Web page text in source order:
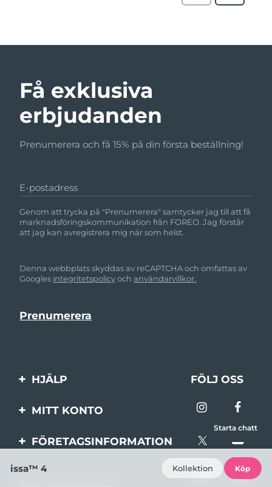
Få exklusiva
erbjudanden
Prenumerera och få 15% på din första beställning!
E-postadress
Genom att trycka på "Prenumerera" samtycker jag till att få
marknadsföringskommunikation från FOREO. Jag förstår
att jag kan avregistrera mig när som helst.
Denna webbplats skyddas av reCAPTCHA och omfattas av
Googles integritetspolicyochanvändarvillkor.
HJÄLP
Kontakta oss
Garantier & returer
Vanliga frågor
FÖLJ OSS
MITT KONTO
Produktregistrering
FÖRETAGSINFORMATION
Om FOREO
Starta chatt
issa™ 4 Kollektion Köp